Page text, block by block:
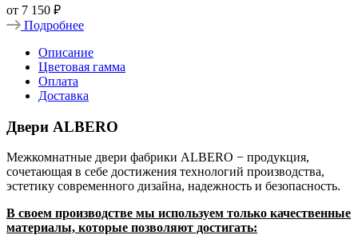
от 7 150 ₽
Подробнее
Описание
Цветовая гамма
Оплата
Доставка
Двери ALBERO
Межкомнатные двери фабрики ALBERO − продукция,
сочетающая в себе достижения технологий производства,
эстетику современного дизайна, надежность и безопасность.
В своем производстве мы используем только качественные
материалы, которые позволяют достигать: